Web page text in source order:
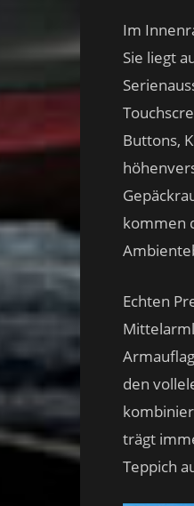
Im
Sie liegt
Buttons,
kommen
Echten
den
trägt
Teppich